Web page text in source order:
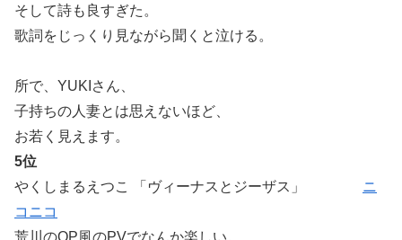
そして詩も良すぎた。
歌詞をじっくり見ながら聞くと泣ける。
所で、YUKIさん、
子持ちの人妻とは思えないほど、
お若く見えます。
5位
やくしまるえつこ 「ヴィーナスとジーザス」
ニ
コニコ
荒川のOP風のPVでなんか楽しい。